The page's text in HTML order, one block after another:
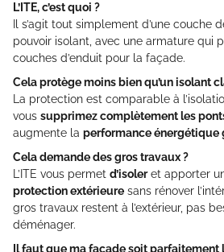
L’ITE, c’est quoi ?
Il s’agit tout simplement d’une couche
pouvoir isolant, avec une armature qui
couches d’enduit pour la façade.
Cela protège moins bien qu’un isolant
La protection est comparable à
vous supprimez complètement les
augmente la performance énergétique
Cela demande des gros travaux ?
L’ITE vous permet d’isoleret apporter
protection extérieure sans rénover
gros travaux restent à l’extérieur, pas
déménager.
Il faut que ma façade soit parfaitement